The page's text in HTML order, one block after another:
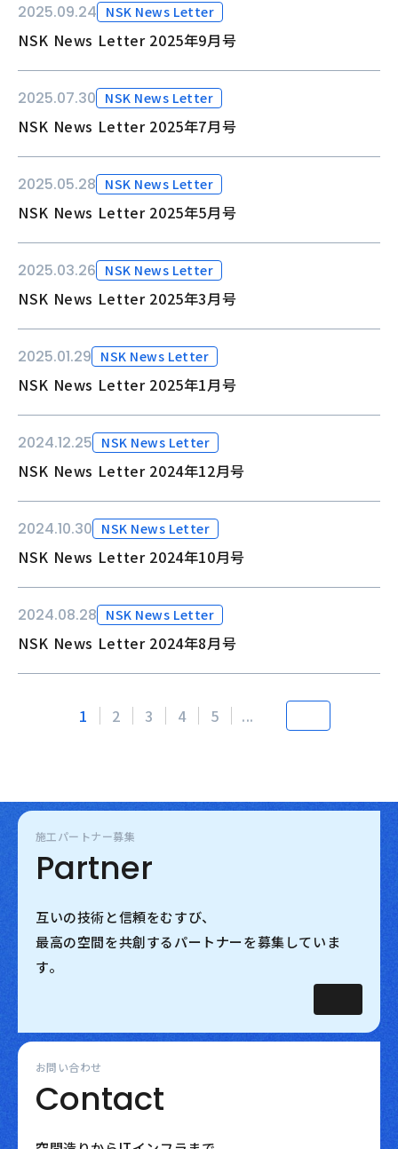
2025.09.24 NSK News Letter
NSK News Letter 2025年9月号
2025.07.30 NSK News Letter
NSK News Letter 2025年7月号
2025.05.28 NSK News Letter
NSK News Letter 2025年5月号
2025.03.26 NSK News Letter
NSK News Letter 2025年3月号
2025.01.29 NSK News Letter
NSK News Letter 2025年1月号
2024.12.25 NSK News Letter
NSK News Letter 2024年12月号
2024.10.30 NSK News Letter
NSK News Letter 2024年10月号
2024.08.28 NSK News Letter
NSK News Letter 2024年8月号
1 2 3 4 5 ...
施工パートナー募集
Partner
互いの技術と信頼をむすび、
最高の空間を共創するパートナーを募集していま
す。
お問い合わせ
Contact